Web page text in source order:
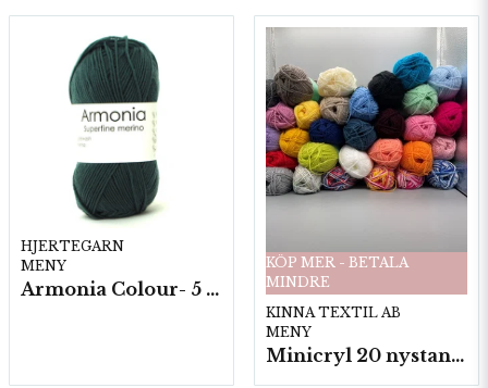
HJERTEGARN
MENY
Armonia Colour- 5 härv/fp. a100 g.
KÖP MER - BETALA
MINDRE
KINNA TEXTIL AB
MENY
Minicryl 20 nystan a25g./fp.